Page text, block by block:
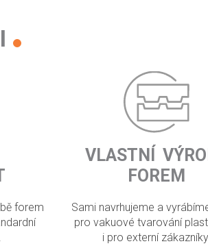
forem
VLASTNÍ
FOREM
Sami navrhujeme a
pro vakuové tvarování
i pro externí